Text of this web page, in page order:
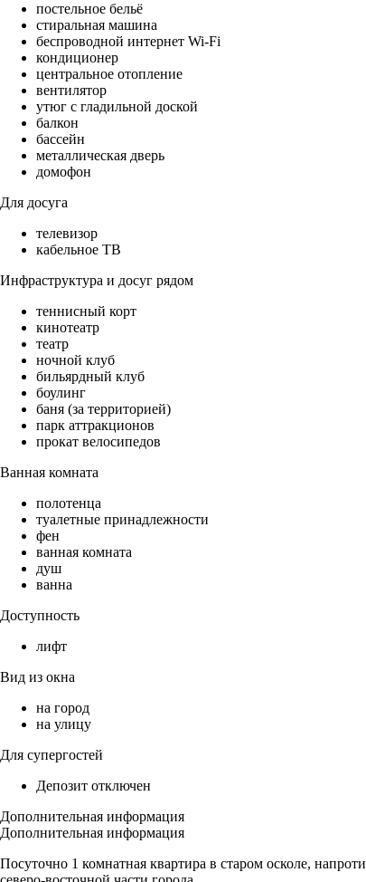
постельное бельё
стиральная машина
беспроводной интернет Wi-Fi
кондиционер
центральное отопление
вентилятор
утюг с гладильной доской
балкон
бассейн
металлическая дверь
домофон
Для досуга
телевизор
кабельное ТВ
Инфраструктура и досуг рядом
теннисный корт
кинотеатр
театр
ночной клуб
бильярдный клуб
боулинг
баня (за территорией)
парк аттракционов
прокат велосипедов
Ванная комната
полотенца
туалетные принадлежности
фен
ванная комната
душ
ванна
Доступность
лифт
Вид из окна
на город
на улицу
Для супергостей
Депозит отключен
Дополнительная информация
Дополнительная информация
Посуточно 1 комнатная квартира в старом осколе,